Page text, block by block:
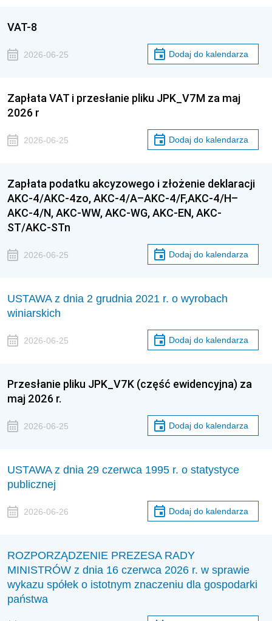
VAT-8
2026-06-25 Dodaj do kalendarza
Zapłata VAT i przesłanie pliku JPK_V7M za maj
2026 r
2026-06-25 Dodaj do kalendarza
Zapłata podatku akcyzowego i złożenie deklaracji
AKC-4/AKC-4zo, AKC-4/A–AKC-4/F,AKC-4/H–
AKC-4/N, AKC-WW, AKC-WG, AKC-EN, AKC-
ST/AKC-STn
2026-06-25 Dodaj do kalendarza
USTAWA z dnia 2 grudnia 2021 r. o wyrobach
winiarskich
2026-06-25 Dodaj do kalendarza
Przesłanie pliku JPK_V7K (część ewidencyjna) za
maj 2026 r.
2026-06-25 Dodaj do kalendarza
USTAWA z dnia 29 czerwca 1995 r. o statystyce
publicznej
2026-06-26 Dodaj do kalendarza
ROZPORZĄDZENIE PREZESA RADY
MINISTRÓW z dnia 16 czerwca 2026 r. w sprawie
wykazu spółek o istotnym znaczeniu dla gospodarki
państwa